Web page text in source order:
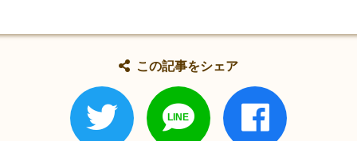
この記事をシェア